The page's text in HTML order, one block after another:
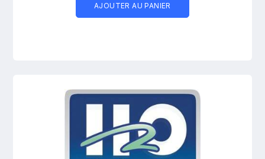
AJOUTER AU PANIER